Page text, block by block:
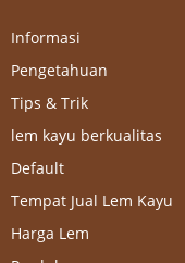
Informasi
Pengetahuan
Tips & Trik
lem kayu berkualitas
Default
Tempat Jual Lem Kayu
Harga Lem